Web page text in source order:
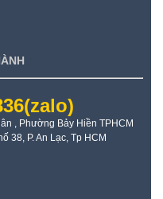
(zalo)
, Phường Bảy Hiền TPHCM
38, P. An Lạc, Tp HCM